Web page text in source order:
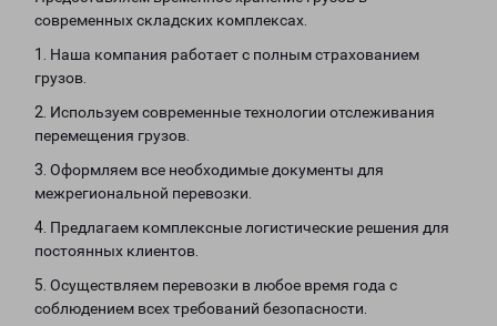
современных складских комплексах.
1. Наша компания работает с полным страхованием
грузов.
2. Используем современные технологии отслеживания
перемещения грузов.
3. Оформляем все необходимые документы для
межрегиональной перевозки.
4. Предлагаем комплексные логистические решения для
постоянных клиентов.
5. Осуществляем перевозки в любое время года с
соблюдением всех требований безопасности.